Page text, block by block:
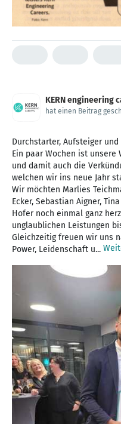
KERN engineering
hat einen Beitrag
Durchstarter, Aufsteiger und
Ein paar Wochen ist
und damit auch die
welchen wir ins neue Jahr
Wir möchten Marlies
Ecker, Sebastian Aigner,
Hofer noch einmal ganz
unglaublichen Leistungen
Gleichzeitig freuen wir uns
Power, Leidenschaft u...